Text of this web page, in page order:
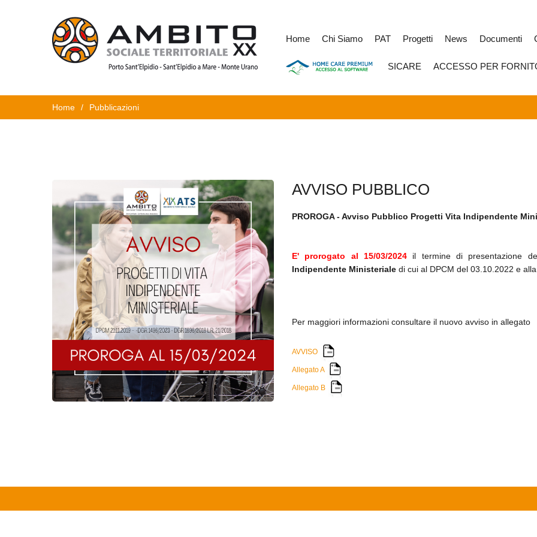
Home Chi Siamo PAT Progetti News Documenti
SICARE ACCESSO PER
Home / Pubblicazioni
AVVISO PUBBLICO
PROROGA - Avviso Pubblico Progetti Vita Indipendente
E' prorogato al 15/03/2024 il termine di presentazione
Indipendente Ministeriale di cui al DPCM del 03.10.2022 e
Per maggiori informazioni consultare il nuovo avviso in allegato
AVVISO
Allegato A
Allegato B